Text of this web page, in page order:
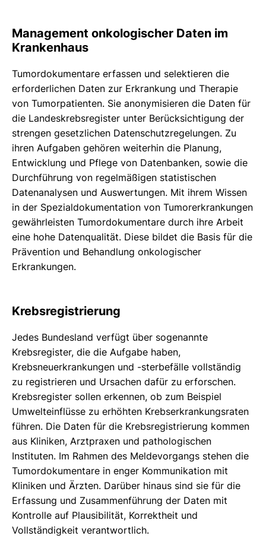
Management onkologischer Daten im
Krankenhaus
Tumordokumentare erfassen und selektieren die
erforderlichen Daten zur Erkrankung und Therapie
von Tumorpatienten. Sie anonymisieren die Daten für
die Landeskrebsregister unter Berücksichtigung der
strengen gesetzlichen Datenschutzregelungen. Zu
ihren Aufgaben gehören weiterhin die Planung,
Entwicklung und Pflege von Datenbanken, sowie die
Durchführung von regelmäßigen statistischen
Datenanalysen und Auswertungen. Mit ihrem Wissen
in der Spezialdokumentation von Tumorerkrankungen
gewährleisten Tumordokumentare durch ihre Arbeit
eine hohe Datenqualität. Diese bildet die Basis für die
Prävention und Behandlung onkologischer
Erkrankungen.
Krebsregistrierung
Jedes Bundesland verfügt über sogenannte
Krebsregister, die die Aufgabe haben,
Krebsneuerkrankungen und -sterbefälle vollständig
zu registrieren und Ursachen dafür zu erforschen.
Krebsregister sollen erkennen, ob zum Beispiel
Umwelteinflüsse zu erhöhten Krebserkrankungsraten
führen. Die Daten für die Krebsregistrierung kommen
aus Kliniken, Arztpraxen und pathologischen
Instituten. Im Rahmen des Meldevorgangs stehen die
Tumordokumentare in enger Kommunikation mit
Kliniken und Ärzten. Darüber hinaus sind sie für die
Erfassung und Zusammenführung der Daten mit
Kontrolle auf Plausibilität, Korrektheit und
Vollständigkeit verantwortlich.